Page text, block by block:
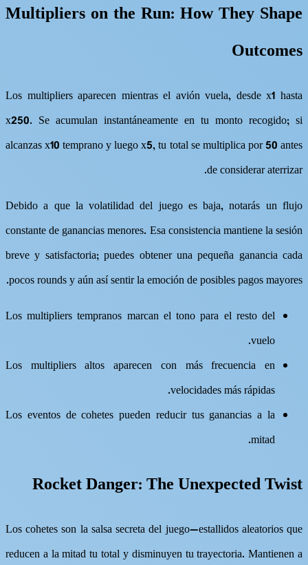
Multipliers on the Run: How They Shape
Outcomes
Los multipliers aparecen mientras el avión vuela, desde x1 hasta
x250. Se acumulan instantáneamente en tu monto recogido; si
alcanzas x10 temprano y luego x5, tu total se multiplica por 50 antes
de considerar aterrizar.
Debido a que la volatilidad del juego es baja, notarás un flujo
constante de ganancias menores. Esa consistencia mantiene la sesión
breve y satisfactoria; puedes obtener una pequeña ganancia cada
pocos rounds y aún así sentir la emoción de posibles pagos mayores.
Los multipliers tempranos marcan el tono para el resto del
vuelo.
Los multipliers altos aparecen con más frecuencia en
velocidades más rápidas.
Los eventos de cohetes pueden reducir tus ganancias a la
mitad.
Rocket Danger: The Unexpected Twist
Los cohetes son la salsa secreta del juego—estallidos aleatorios que
reducen a la mitad tu total y disminuyen tu trayectoria. Mantienen a